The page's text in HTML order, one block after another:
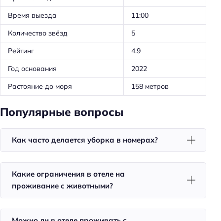
Проживание с животными
Оборудование для кухни: плита
Оборудование для кухни: посуда
Оборудование для кухни: чайник
Удобства в номерах
Кухня/кухонный уголок в номере
Кондиционер в номере
Мини-бар
Номера для некурящих
Оснащение ванной комнаты: полотенце
Совмещённые номера
Телевизор в номере
Утюг
Время выезда
11:00
Количество звёзд
5
Рейтинг
4.9
Год основания
2022
Растояние до моря
158 метров
Популярные вопросы
Как часто делается уборка в номерах?
Какие ограничения в отеле на
проживание с животными?